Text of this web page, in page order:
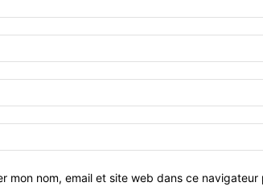
mon nom, email et site web dans ce